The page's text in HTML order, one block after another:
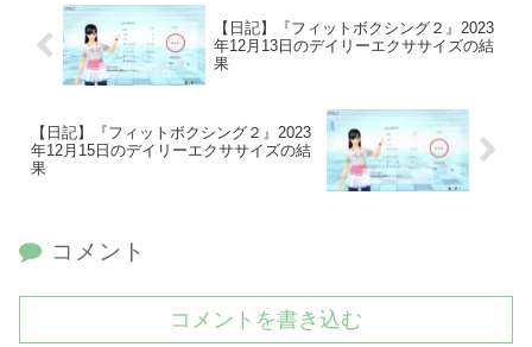
【日記】『フィットボクシング２』2023
年12月13日のデイリーエクササイズの結
果
【日記】『フィットボクシング２』2023
年12月15日のデイリーエクササイズの結
果
コメント
コメントを書き込む